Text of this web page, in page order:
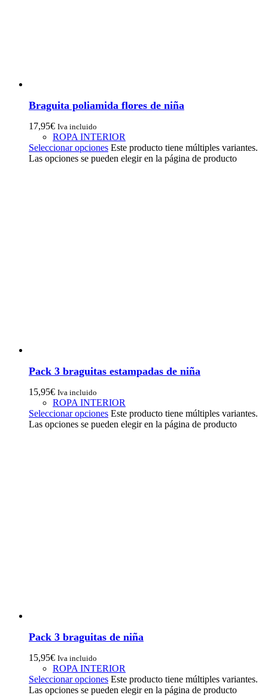
Braguita poliamida flores de niña
17,95€ Iva incluido
ROPA INTERIOR
Seleccionar opciones Este producto tiene múltiples variantes.
Las opciones se pueden elegir en la página de producto
Pack 3 braguitas estampadas de niña
15,95€ Iva incluido
ROPA INTERIOR
Seleccionar opciones Este producto tiene múltiples variantes.
Las opciones se pueden elegir en la página de producto
Pack 3 braguitas de niña
15,95€ Iva incluido
ROPA INTERIOR
Seleccionar opciones Este producto tiene múltiples variantes.
Las opciones se pueden elegir en la página de producto